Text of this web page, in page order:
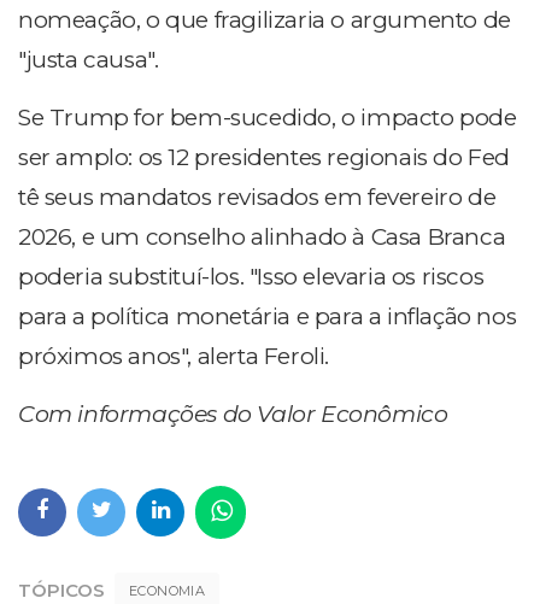
nomeação, o que fragilizaria o argumento de
"justa causa".
Se Trump for bem-sucedido, o impacto pode
ser amplo: os 12 presidentes regionais do Fed
tê seus mandatos revisados em fevereiro de
2026, e um conselho alinhado à Casa Branca
poderia substituí-los. "Isso elevaria os riscos
para a política monetária e para a inflação nos
próximos anos", alerta Feroli.
Com informações do Valor Econômico
TÓPICOS ECONOMIA